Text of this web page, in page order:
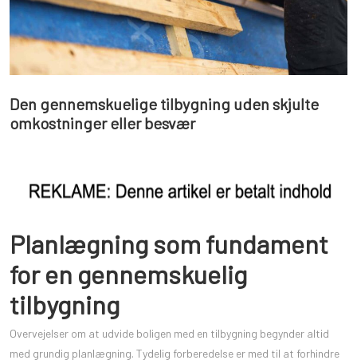
Den gennemskuelige tilbygning uden skjulte
omkostninger eller besvær
Planlægning som fundament
for en gennemskuelig
tilbygning
Overvejelser om at udvide boligen med en tilbygning begynder altid
med grundig planlægning. Tydelig forberedelse er med til at forhindre